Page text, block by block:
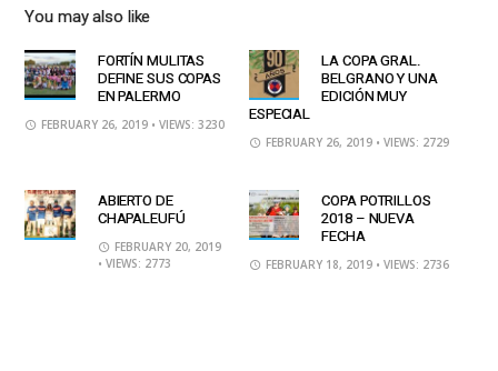
You may also like
FORTÍN MULITAS
DEFINE SUS COPAS
EN PALERMO
FEBRUARY 26, 2019 • VIEWS: 3230
LA COPA GRAL.
BELGRANO Y UNA
EDICIÓN MUY
ESPECIAL
FEBRUARY 26, 2019 • VIEWS: 2729
ABIERTO DE
CHAPALEUFÚ
FEBRUARY 20, 2019
• VIEWS: 2773
COPA POTRILLOS
2018 – NUEVA
FECHA
FEBRUARY 18, 2019 • VIEWS: 2736